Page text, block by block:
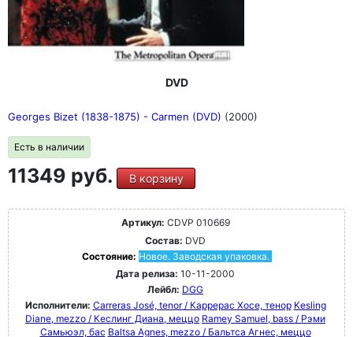
DVD
Georges Bizet (1838-1875) - Carmen (DVD) (2000)
Есть в наличии
11349 руб. В корзину
Артикул: CDVP 010669
Состав: DVD
Состояние: Новое. Заводская упаковка.
Дата релиза: 10-11-2000
Лейбл: DGG
Исполнители: Carreras José, tenor / Каррерас Хосе, тенор Kesling
Diane, mezzo / Кеслинг Диана, меццо Ramey Samuel, bass / Рэми
Самьюэл, бас Baltsa Agnes, mezzo / Бальтса Агнес, меццо